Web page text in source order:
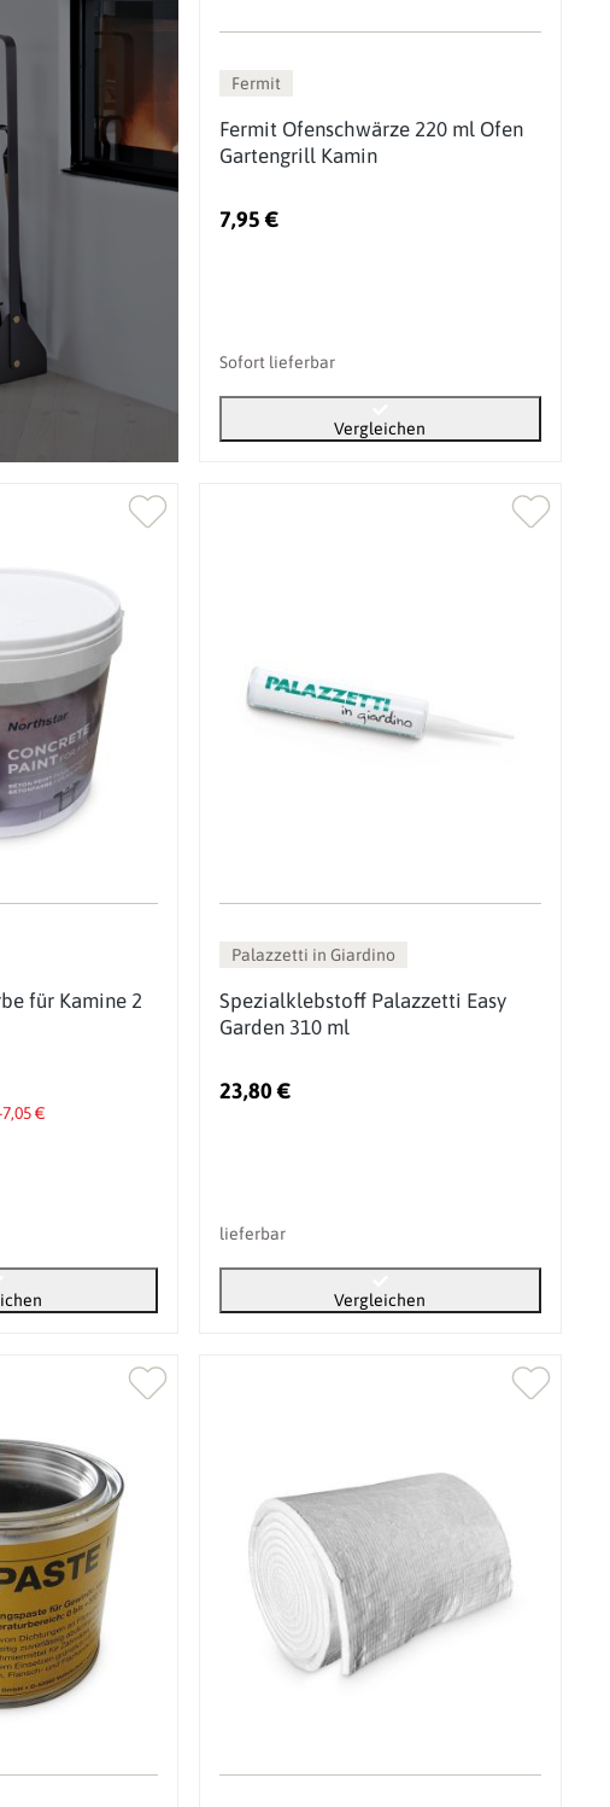
Fermit
Fermit Ofenschwärze 220 ml Ofen
Gartengrill Kamin
7,95 €
Sofort lieferbar
Vergleichen
für Kamine 2
7,05 €
Palazzetti in Giardino
Spezialklebstoff Palazzetti Easy
Garden 310 ml
23,80 €
lieferbar
Vergleichen